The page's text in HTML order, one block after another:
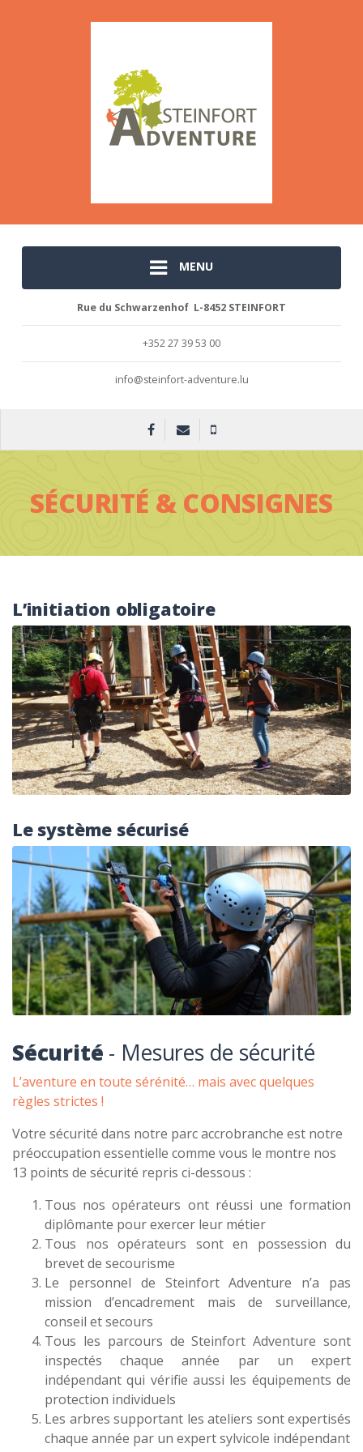
MENU
Rue du Schwarzenhof L-8452 STEINFORT
+352 27 39 53 00
info@steinfort-adventure.lu
SÉCURITÉ & CONSIGNES
L’initiation obligatoire
Le système sécurisé
Sécurité - Mesures de sécurité
L’aventure en toute sérénité… mais avec quelques
règles strictes !
Votre sécurité dans notre parc accrobranche est notre
préoccupation essentielle comme vous le montre nos
13 points de sécurité repris ci-dessous :
Tous nos opérateurs ont réussi une formation
diplômante pour exercer leur métier
Tous nos opérateurs sont en possession du
brevet de secourisme
Le personnel de Steinfort Adventure n’a pas
mission d’encadrement mais de surveillance,
conseil et secours
Tous les parcours de Steinfort Adventure sont
inspectés chaque année par un expert
indépendant qui vérifie aussi les équipements de
protection individuels
Les arbres supportant les ateliers sont expertisés
chaque année par un expert sylvicole indépendant